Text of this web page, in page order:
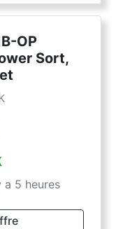
OP
Sort,
a 5 heures